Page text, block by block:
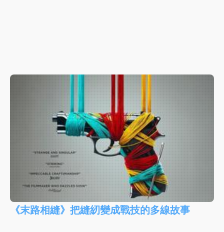
《末路相縫》把縫紉變成戰技的多線故事